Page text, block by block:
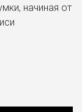
начиная от